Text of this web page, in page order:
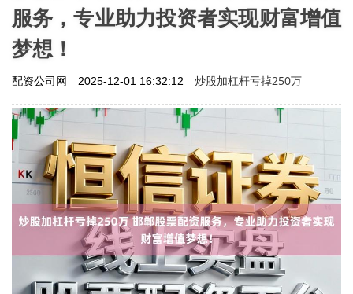
服务，专业助力投资者实现财富增值
梦想！
配资公司网 2025-12-01 16:32:12 炒股加杠杆亏掉250万